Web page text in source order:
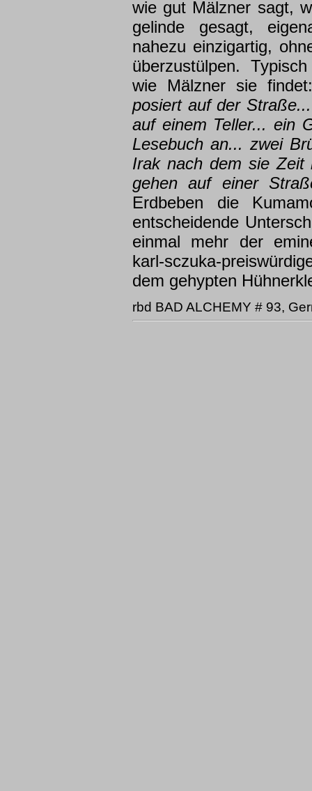
wie gut Mälzner sagt,
gelinde gesagt,
nahezu einzigartig,
überzustülpen.
wie Mälzner sie
posiert auf der
auf einem Teller... ein
Lesebuch an... zwei
Irak nach dem sie Zeit
gehen auf einer
Erdbeben die
entscheidende
einmal mehr der
karl-sczuka-
dem gehypten
rbd BAD ALCHEMY # 93,